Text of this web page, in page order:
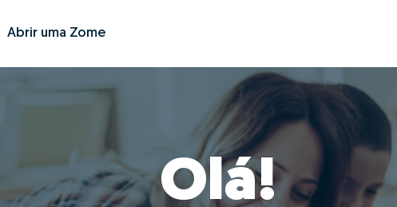
Abrir uma Zome
Olá!